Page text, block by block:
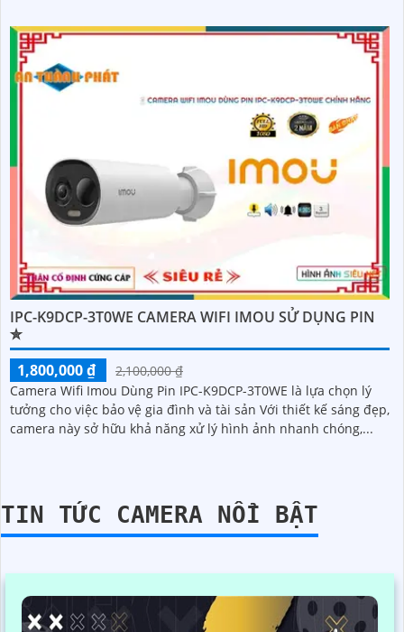
IPC-K9DCP-3T0WE CAMERA WIFI IMOU SỬ DỤNG PIN
✮
1,800,000 ₫
2,100,000 ₫
Camera Wifi Imou Dùng Pin IPC-K9DCP-3T0WE là lựa chọn lý
tưởng cho việc bảo vệ gia đình và tài sản Với thiết kế sáng đẹp,
camera này sở hữu khả năng xử lý hình ảnh nhanh chóng,...
TIN TỨC CAMERA NỔI BẬT